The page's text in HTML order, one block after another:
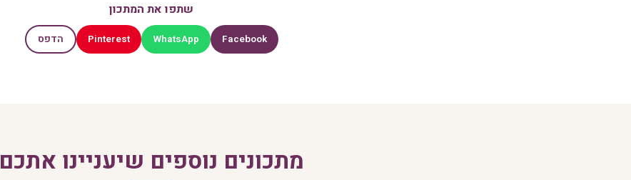
שתפו את המתכון
Facebook
WhatsApp
Pinterest הדפס
מתכונים נוספים שיעניינו אתכם